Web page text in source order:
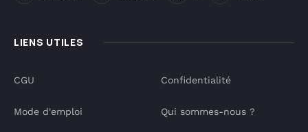
LIENS UTILES
CGU
Mode d'emploi
Confidentialité
Qui sommes-nous ?